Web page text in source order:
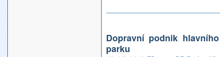
Dopravní podnik
parku